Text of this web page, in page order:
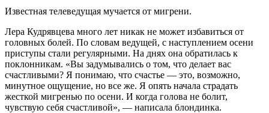
Известная телеведущая мучается от мигрени.
Лера Кудрявцева много лет никак не может избавиться от
головных болей. По словам ведущей, с наступлением осени
приступы стали регулярными. На днях она обратилась к
поклонникам. «Вы задумывались о том, что делает вас
счастливыми? Я понимаю, что счастье — это, возможно,
минутное ощущение, но все же. Я опять начала страдать
жесткой мигренью по осени. И когда голова не болит,
чувствую себя счастливой», — написала блондинка.